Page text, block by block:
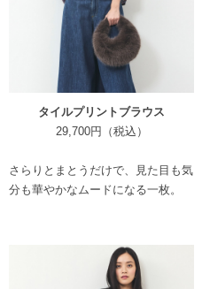
タイルプリントブラウス
29,700円（税込）
さらりとまとうだけで、見た目も気
分も華やかなムードになる一枚。